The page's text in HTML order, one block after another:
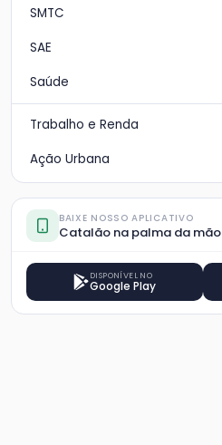
SMTC
SAE
Saúde
Trabalho e Renda
Ação Urbana
BAIXE NOSSO APLICATIVO
Catalão na palma da mão
DISPONÍVEL NO
Google Play